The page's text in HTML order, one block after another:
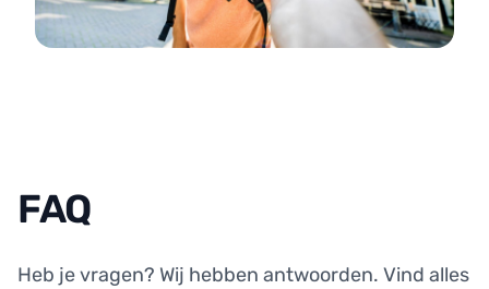
FAQ
Heb je vragen? Wij hebben antwoorden. Vind alles